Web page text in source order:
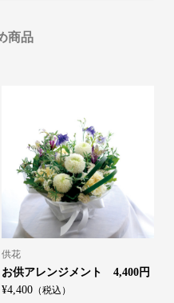
商品
供花
お供アレンジメント 4,400円
¥4,400 （税込）